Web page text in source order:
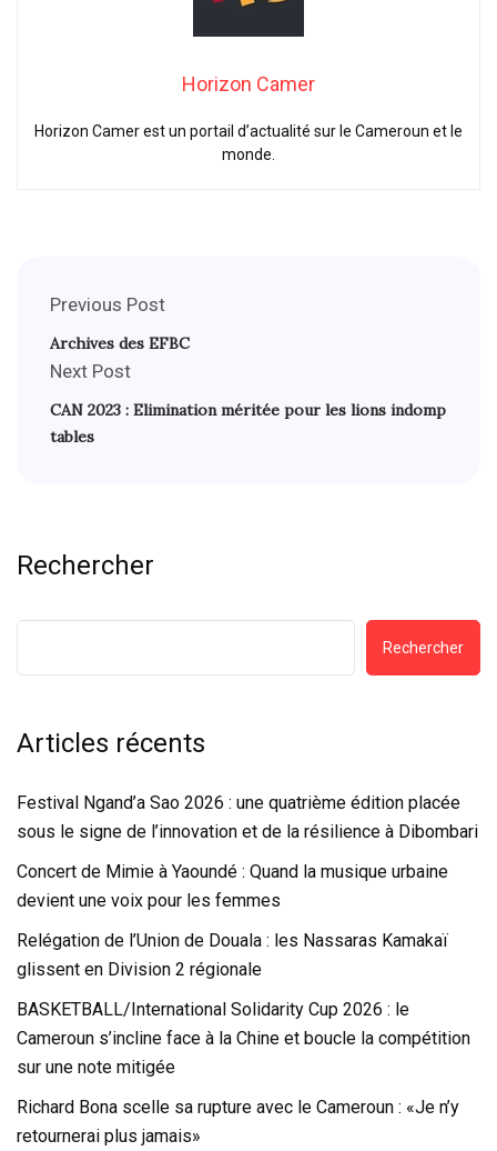
Horizon Camer
Horizon Camer est un portail d’actualité sur le Cameroun et le
monde.
Previous Post
Archives des EFBC
Next Post
CAN 2023 : Elimination méritée pour les lions indomp
tables
Rechercher
Rechercher
Articles récents
Festival Ngand’a Sao 2026 : une quatrième édition placée
sous le signe de l’innovation et de la résilience à Dibombari
Concert de Mimie à Yaoundé : Quand la musique urbaine
devient une voix pour les femmes
Relégation de l’Union de Douala : les Nassaras Kamakaï
glissent en Division 2 régionale
BASKETBALL/International Solidarity Cup 2026 : le
Cameroun s’incline face à la Chine et boucle la compétition
sur une note mitigée
Richard Bona scelle sa rupture avec le Cameroun : «Je n’y
retournerai plus jamais»